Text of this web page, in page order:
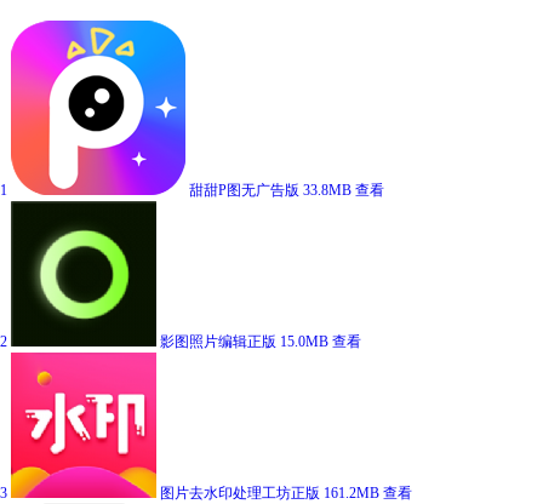
1 甜甜P图无广告版 33.8MB 查看
2 影图照片编辑正版 15.0MB 查看
3 图片去水印处理工坊正版 161.2MB 查看